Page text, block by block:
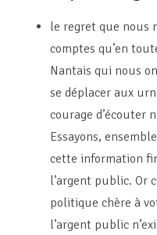
le regret que nous
comptes qu’en
Nantais qui nous
se déplacer aux
courage d’écouter
Essayons,
cette information
l’argent public. Or
politique chère à
l’argent public